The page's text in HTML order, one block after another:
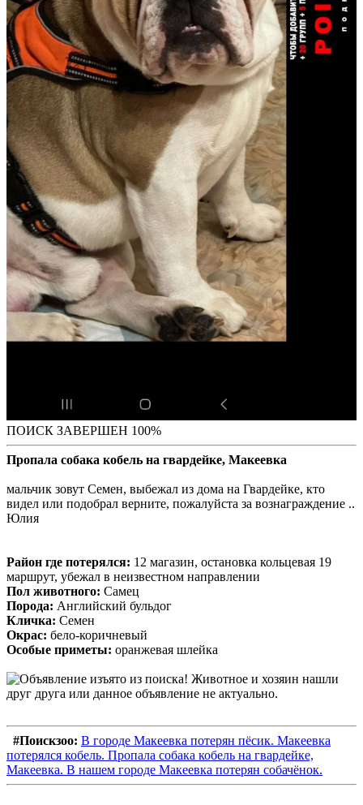
ПОИСК ЗАВЕРШЕН 100%
Пропала собака кобель на гвардейке, Макеевка
мальчик зовут Семен, выбежал из дома на Гвардейке, кто
видел или подобрал верните, пожалуйста за вознаграждение ..
Юлия
Район где потерялся: 12 магазин, остановка кольцевая 19
маршрут, убежал в неизвестном направлении
Пол животного: Самец
Порода: Английский бульдог
Кличка: Семен
Окрас: бело-коричневый
Особые приметы: оранжевая шлейка
#Поискзоо: В городе Макеевка потерян пёсик. Макеевка
потерялся кобель. Пропала собака кобель на гвардейке,
Макеевка. В нашем городе Макеевка потерян собачёнок.